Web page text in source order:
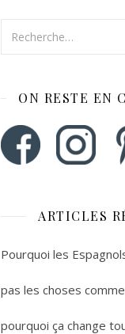
ON RESTE EN
ARTICLES
Pourquoi les
pas les choses
pourquoi ça change